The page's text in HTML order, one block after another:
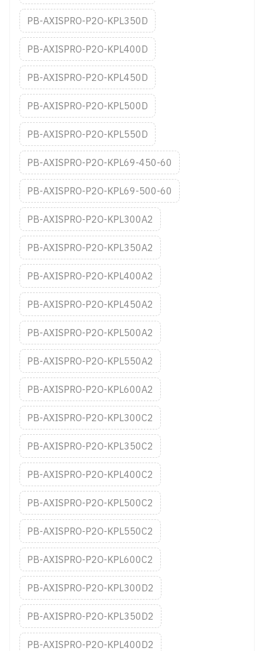
PB-AXISPRO-P2O-KPL350D
PB-AXISPRO-P2O-KPL400D
PB-AXISPRO-P2O-KPL450D
PB-AXISPRO-P2O-KPL500D
PB-AXISPRO-P2O-KPL550D
PB-AXISPRO-P2O-KPL69-450-60
PB-AXISPRO-P2O-KPL69-500-60
PB-AXISPRO-P2O-KPL300A2
PB-AXISPRO-P2O-KPL350A2
PB-AXISPRO-P2O-KPL400A2
PB-AXISPRO-P2O-KPL450A2
PB-AXISPRO-P2O-KPL500A2
PB-AXISPRO-P2O-KPL550A2
PB-AXISPRO-P2O-KPL600A2
PB-AXISPRO-P2O-KPL300C2
PB-AXISPRO-P2O-KPL350C2
PB-AXISPRO-P2O-KPL400C2
PB-AXISPRO-P2O-KPL500C2
PB-AXISPRO-P2O-KPL550C2
PB-AXISPRO-P2O-KPL600C2
PB-AXISPRO-P2O-KPL300D2
PB-AXISPRO-P2O-KPL350D2
PB-AXISPRO-P2O-KPL400D2